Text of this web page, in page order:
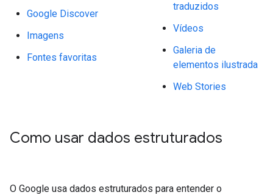
Google Discover
Imagens
Fontes favoritas
traduzidos
Vídeos
Galeria de
elementos ilustrada
Web Stories
Como usar dados estruturados
O Google usa dados estruturados para entender o